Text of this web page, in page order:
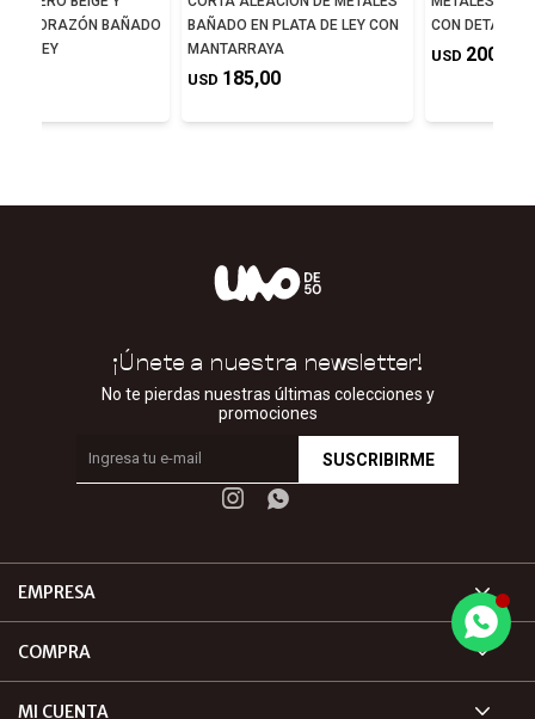
DE CORAZÓN BAÑADO
DE LEY
BAÑADO EN PLATA DE LEY CON
MANTARRAYA
USD 185,00
CON DETALLE
USD 200,00
EMPRESA
COMPRA
MI CUENTA
¡Únete a nuestra newsletter!
No te pierdas nuestras últimas colecciones y
promociones
SUSCRIBIRME
 